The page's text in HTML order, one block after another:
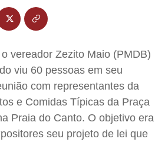
vereador Zezito Maio (PMDB)
viu 60 pessoas em seu
com representantes da
e Comidas Típicas da Praça
Praia do Canto. O objetivo era
seu projeto de lei que